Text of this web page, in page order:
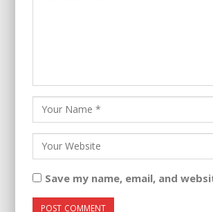
Save my name, email, and